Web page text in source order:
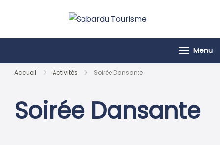
Tourisme
Menu
Accueil Activités Soirée Dansante
Soirée Dansante